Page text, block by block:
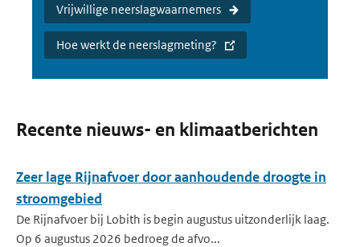
Vrijwillige neerslagwaarnemers
Hoe werkt de neerslagmeting?
Recente nieuws- en klimaatberichten
Zeer lage Rijnafvoer door aanhoudende droogte in
stroomgebied
De Rijnafvoer bij Lobith is begin augustus uitzonderlijk laag.
Op 6 augustus 2026 bedroeg de afvo...